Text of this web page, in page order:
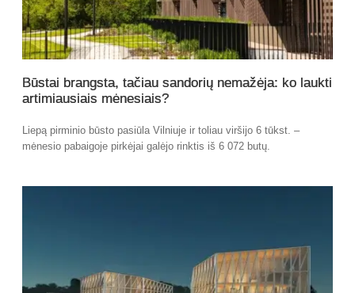
Būstai brangsta, tačiau sandorių nemažėja: ko laukti
artimiausiais mėnesiais?
Liepą pirminio būsto pasiūla Vilniuje ir toliau viršijo 6 tūkst. –
mėnesio pabaigoje pirkėjai galėjo rinktis iš 6 072 butų.